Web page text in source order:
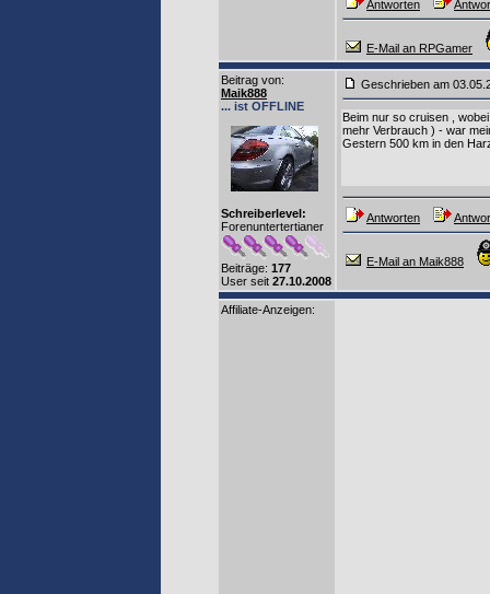
Antworten
E-Mail an RPGamer
Beitrag von:
Maik888
... ist OFFLINE
Schreiberlevel:
Forenuntertertianer
Beiträge: 177
User seit 27.10.2008
Geschrieben am
Beim nur so cruisen ,
mehr Verbrauch ) - war
Gestern 500 km in den
Antworten
E-Mail an Maik888
Affiliate-Anzeigen: